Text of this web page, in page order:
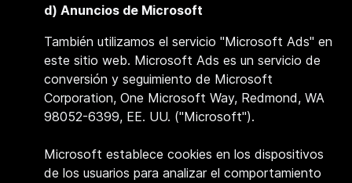
d) Anuncios de Microsoft
También utilizamos el servicio "Microsoft Ads" en
este sitio web. Microsoft Ads es un servicio de
conversión y seguimiento de Microsoft
Corporation, One Microsoft Way, Redmond, WA
98052-6399, EE. UU. ("Microsoft").
Microsoft establece cookies en los dispositivos
de los usuarios para analizar el comportamiento